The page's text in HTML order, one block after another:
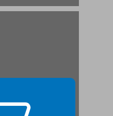
פרק שני המעבר לערכים פוסט־מטריאליסטיים ... 29